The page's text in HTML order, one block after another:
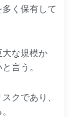
く保有して
な規模か
言う。
クであり、